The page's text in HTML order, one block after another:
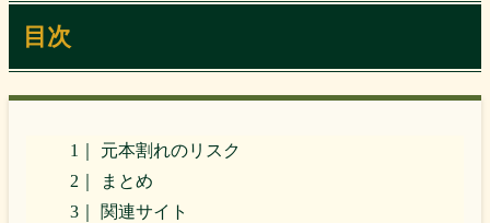
目次
元本割れのリスク
まとめ
関連サイト